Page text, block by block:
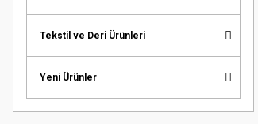
Tekstil ve Deri Ürünleri
Yeni Ürünler